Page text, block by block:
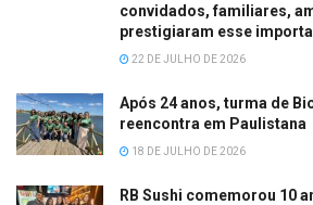
convidados, familiares,
prestigiaram esse
22 DE JULHO DE 2026
Após 24 anos, turma de
reencontra em Paulistana
18 DE JULHO DE 2026
RB Sushi comemorou 10